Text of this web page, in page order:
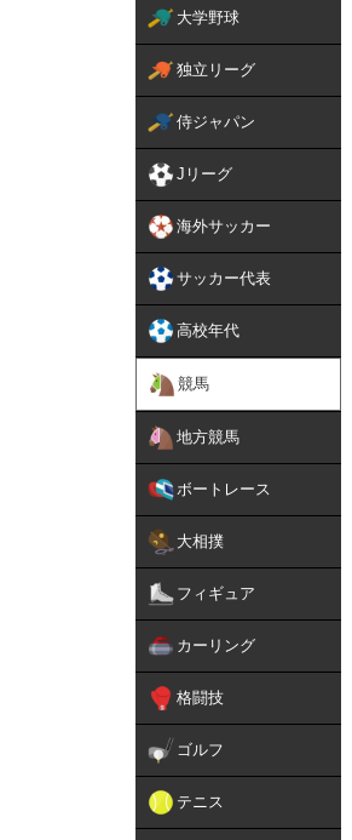
大学野球
独立リーグ
侍ジャパン
Jリーグ
海外サッカー
サッカー代表
高校年代
競馬
地方競馬
ボートレース
大相撲
フィギュア
カーリング
格闘技
ゴルフ
テニス